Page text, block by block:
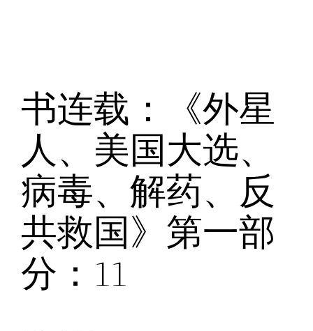
书连载：《外星
人、美国大选、
病毒、解药、反
共救国》第一部
分：11